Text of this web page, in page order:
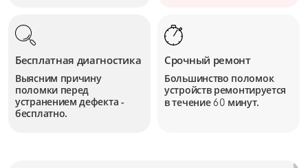
Бесплатная диагностика
Выясним причину
поломки перед
устранением дефекта -
бесплатно.
Срочный ремонт
Большинство поломок
устройств ремонтируется
в течение60 минут.